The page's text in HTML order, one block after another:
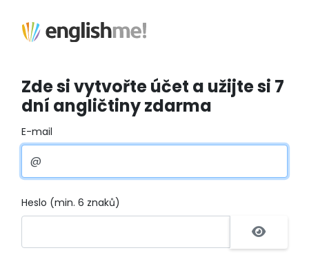
Zde si vytvořte účet a užijte si 7
dní angličtiny zdarma
E-mail
Heslo (min. 6 znaků)